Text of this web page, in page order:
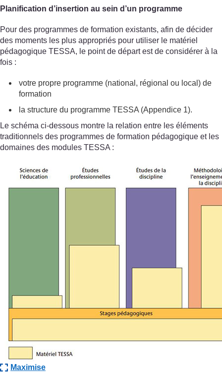
Planification d’insertion au sein d’un programme
Pour des programmes de formation existants, afin de décider
des moments les plus appropriés pour utiliser le matériel
pédagogique TESSA, le point de départ est de considérer à la
fois :
votre propre programme (national, régional ou local) de
formation
la structure du programme TESSA (Appendice 1).
Le schéma ci-dessous montre la relation entre les éléments
traditionnels des programmes de formation pédagogique et les
domaines des modules TESSA :
Maximise